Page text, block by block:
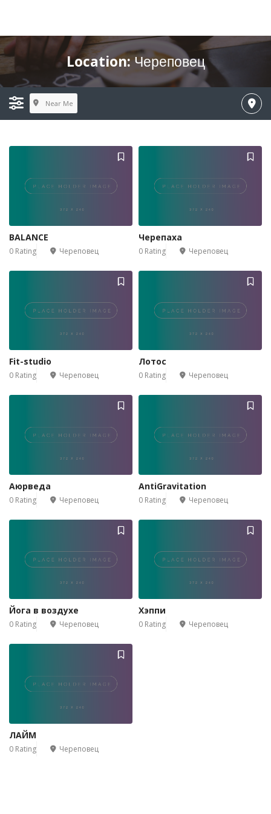
Location:Череповец
Near Me
BALANCE
0 Rating Череповец
Черепаха
0 Rating Череповец
Fit-studio
0 Rating Череповец
Лотос
0 Rating Череповец
Аюрведа
0 Rating Череповец
AntiGravitation
0 Rating Череповец
Йога в воздухе
0 Rating Череповец
Хэппи
0 Rating Череповец
ЛАЙМ
0 Rating Череповец